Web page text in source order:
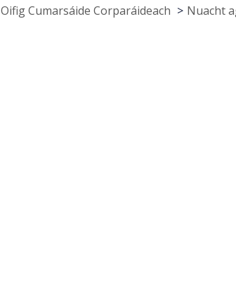
Oifig Cumarsáide Corparáideach Nuacht